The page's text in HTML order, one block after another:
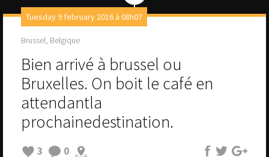
Tuesday 9 february 2016 à 08h07
Brussel, Belgique
Bien arrivé à brussel ou
Bruxelles. On boit le café en
attendantla
prochainedestination.
3 0